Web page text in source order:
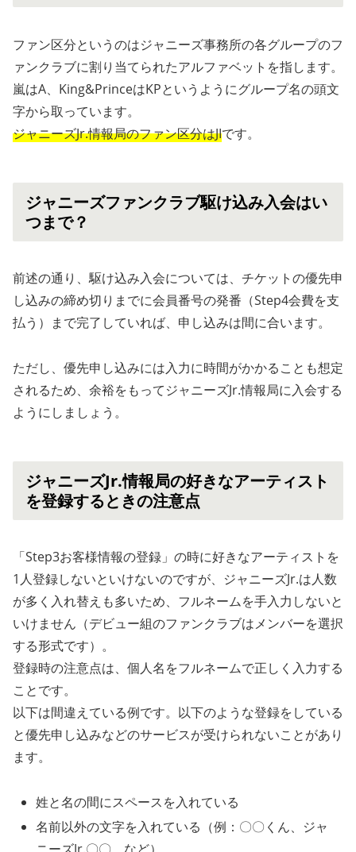
ファン区分というのはジャニーズ事務所の各グループのフ
ァンクラブに割り当てられたアルファベットを指します。
嵐はA、King&PrinceはKPというようにグループ名の頭文
字から取っています。
ジャニーズJr.情報局のファン区分はJIです。
ジャニーズファンクラブ駆け込み入会はい
つまで？
前述の通り、駆け込み入会については、チケットの優先申
し込みの締め切りまでに会員番号の発番（Step4会費を支
払う）まで完了していれば、申し込みは間に合います。
ただし、優先申し込みには入力に時間がかかることも想定
されるため、余裕をもってジャニーズJr.情報局に入会する
ようにしましょう。
ジャニーズJr.情報局の好きなアーティスト
を登録するときの注意点
「Step3お客様情報の登録」の時に好きなアーティストを
1人登録しないといけないのですが、ジャニーズJr.は人数
が多く入れ替えも多いため、フルネームを手入力しないと
いけません（デビュー組のファンクラブはメンバーを選択
する形式です）。
登録時の注意点は、個人名をフルネームで正しく入力する
ことです。
以下は間違えている例です。以下のような登録をしている
と優先申し込みなどのサービスが受けられないことがあり
ます。
姓と名の間にスペースを入れている
名前以外の文字を入れている（例：〇〇くん、ジャ